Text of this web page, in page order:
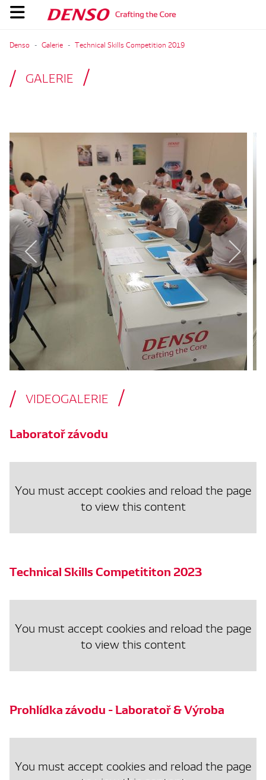
Denso Galerie Technical Skills Competition 2019
GALERIE
VIDEOGALERIE
Laboratoř závodu
You must accept cookies and reload the page
to view this content
Technical Skills Competititon 2023
You must accept cookies and reload the page
to view this content
Prohlídka závodu - Laboratoř & Výroba
You must accept cookies and reload the page